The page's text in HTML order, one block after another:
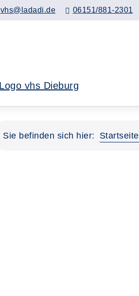
vhs@ladadi.de 06151/881-2301
Hauptinhalt anspringen
Sie befinden sich hier: Startseite